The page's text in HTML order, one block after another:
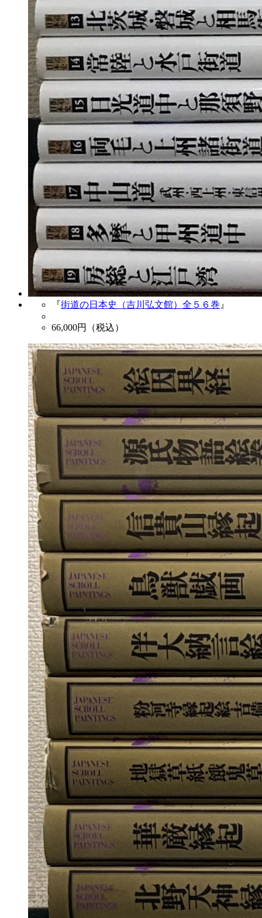
『街道の日本史（吉川弘文館）全５６巻 』
66,000円（税込）